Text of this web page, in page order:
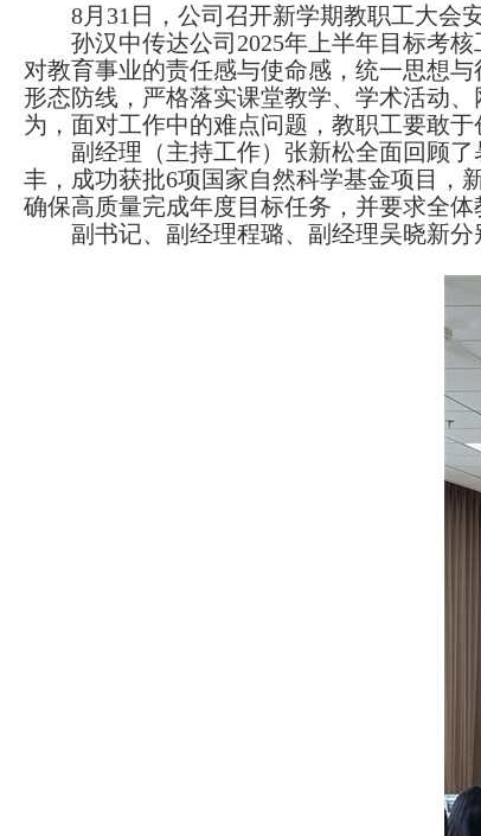
8月31日，公司召开新学期教职工大会
孙汉中传达公司2025年上半年目标考
对教育事业的责任感与使命感，统一思想
形态防线，严格落实课堂教学、学术活动
为，面对工作中的难点问题，教职工要敢
副经理（主持工作）张新松全面回顾
丰，成功获批6项国家自然科学基金项目，
确保高质量完成年度目标任务，并要求全
副书记、副经理程璐、副经理吴晓新